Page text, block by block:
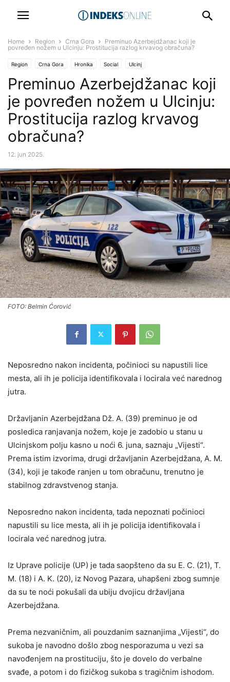
Home Region Crna Gora
Preminuo Azerbejdžanac koji je
povređen nožem u Ulcinju: Prostitucija razlog krvavog obračuna?
Region Crna Gora Hronika Social Ulcinj
Preminuo Azerbejdžanac koji
je povređen nožem u Ulcinju:
Prostitucija razlog krvavog
obračuna?
12. jun 2025.
FOTO: Belmin Ćorović
Neposredno nakon incidenta, počinioci su napustili lice
mesta, ali ih je policija identifikovala i locirala već narednog
jutra.
Državljanin Azerbejdžana Dž. A. (39) preminuo je od
posledica ranjavanja nožem, koje je zadobio u stanu u
Ulcinjskom polju kasno u noći 6. juna, saznaju „Vijesti“.
Prema istim izvorima, drugi državljanin Azerbejdžana, A. M.
(34), koji je takođe ranjen u tom obračunu, trenutno je
stabilnog zdravstvenog stanja.
Neposredno nakon incidenta, tada nepoznati počinioci
napustili su lice mesta, ali ih je policija identifikovala i
locirala već narednog jutra.
Iz Uprave policije (UP) je tada saopšteno da su E. C. (21), T.
M. (18) i A. K. (20), iz Novog Pazara, uhapšeni zbog sumnje
da su te noći pokušali da ubiju dvojicu državljana
Azerbejdžana.
Prema nezvaničnim, ali pouzdanim saznanjima „Vijesti“, do
sukoba je navodno došlo zbog nesporazuma u vezi sa
navođenjem na prostituciju, što je dovelo do verbalne
svađe, a potom i do fizičkog sukoba s tragičnim ishodom.